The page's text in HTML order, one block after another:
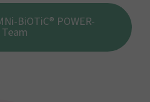
BiOTiC® POWER-
Team